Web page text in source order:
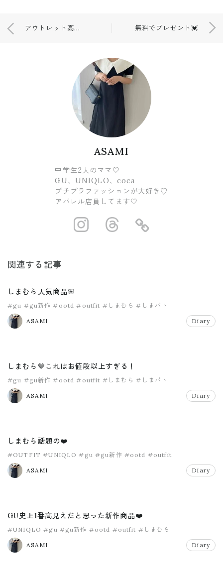
アウトレット高くても購入したもの💕💕 無料でプレゼント💓
ASAMI
中学生2人のママ🤍
GU、UNIQLO、coca
プチプラファッションが大好き♡
アパレル店員してます🤍
https://https://
関連する記事
しまむら人気商品🌸
#gu #gu新作 #ootd #outfit #しまむら #しまパト
ASAMI Diary
しまむら🤎これはお値段以上すぎる！
#gu #gu新作 #ootd #outfit #しまむら #しまパト
ASAMI Diary
しまむら話題の❤️
#OUTFIT #UNIQLO #gu #gu新作 #ootd #outfit
ASAMI Diary
GU史上1番高見えだと思った新作商品❤️
#UNIQLO #gu #gu新作 #ootd #outfit #しまむら
ASAMI Diary